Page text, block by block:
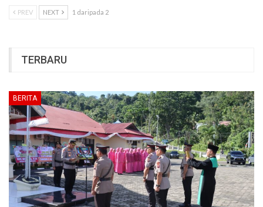
PREV NEXT 1 daripada 2
TERBARU
BERITA